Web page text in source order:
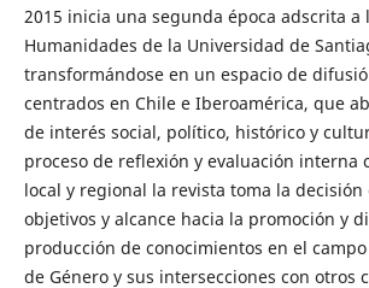
2015 inicia una segunda época adscrita a
Humanidades de la Universidad de
transformándose en un espacio de
centrados en Chile e Iberoamérica, que
de interés social, político, histórico y
proceso de reflexión y evaluación interna
local y regional la revista toma la decisión
objetivos y alcance hacia la promoción y
producción de conocimientos en el
de Género y sus intersecciones con otros